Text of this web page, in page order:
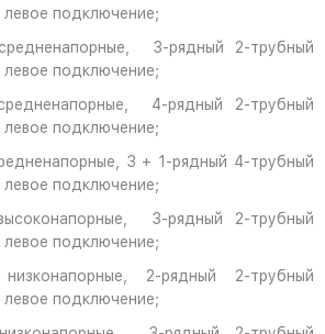
подключение;
3-рядный 2-трубный
подключение;
4-рядный 2-трубный
подключение;
3 + 1-рядный 4-трубный
подключение;
3-рядный 2-трубный
подключение;
2-рядный 2-трубный
подключение;